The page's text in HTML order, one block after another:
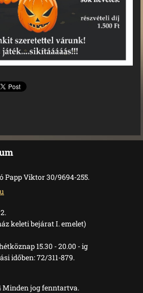
Papp Viktor 30/9694-255.
keleti bejárat I. emelet)
15.30 - 20.00 - ig
időben: 72/311-879.
Minden jog fenntartva.